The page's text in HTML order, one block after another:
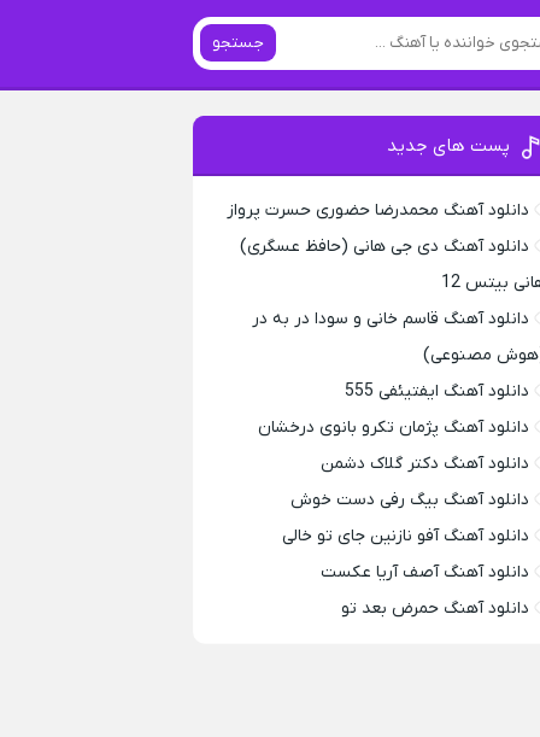
جستجو
پست های جدید
دانلود آهنگ محمدرضا حضورى حسرت پرواز
دانلود آهنگ دی جی هانی (حافظ عسگری)
بیتس 12
دانلود آهنگ قاسم خانی و سودا در به در
مصنوعی)
دانلود آهنگ ایفتیئفی 555
دانلود آهنگ پژمان تکرو بانوی درخشان
دانلود آهنگ دکتر گلاک دشمن
دانلود آهنگ بیگ رفی دست خوش
دانلود آهنگ آفو نازنین جای تو خالی
دانلود آهنگ آصف آریا عکست
دانلود آهنگ حمرض بعد تو